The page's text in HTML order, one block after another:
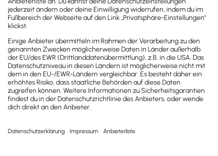
Ideal für Selbstständige,
Freelancer
Preise & Versionen ansehen
Kostenlos testen